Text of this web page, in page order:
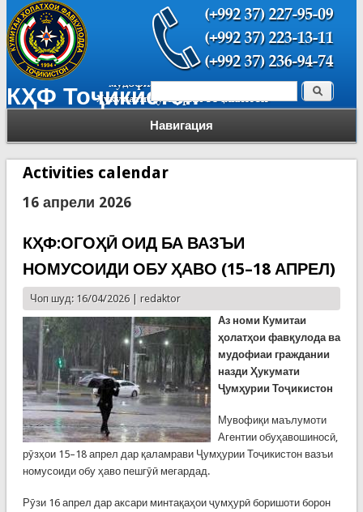
КҲФ Тоҷикистон
Навигация
Форма поиска Поиск
Activities calendar
16 апрели 2026
КҲФ:ОГОҲӢ ОИД БА ВАЗЪИ
НОМУСОИДИ ОБУ ҲАВО (15–18 АПРЕЛ)
Чоп шуд: 16/04/2026 | redaktor
Аз номи Кумитаи
ҳолатҳои фавқулода ва
мудофиаи граждании
назди Ҳукумати
Ҷумҳурии Тоҷикистон
Мувофиқи маълумоти
Агентии обуҳавошиносӣ,
рӯзҳои 15–18 апрел дар қаламрави Ҷумҳурии Тоҷикистон вазъи
номусоиди обу ҳаво пешгӯӣ мегардад.
Рӯзи 16 апрел дар аксари минтақаҳои ҷумҳурӣ боришоти борон